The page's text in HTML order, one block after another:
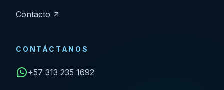
Contacto
CONTÁCTANOS
+57 313 235 1692